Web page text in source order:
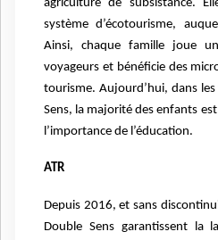
agriculture de subsistance.
système d’écotourisme,
Ainsi, chaque famille joue
voyageurs et bénéficie des
tourisme. Aujourd’hui, dans
Sens, la majorité des enfants
l’importance de l’éducation.
ATR
Depuis 2016, et sans
Double Sens garantissent la